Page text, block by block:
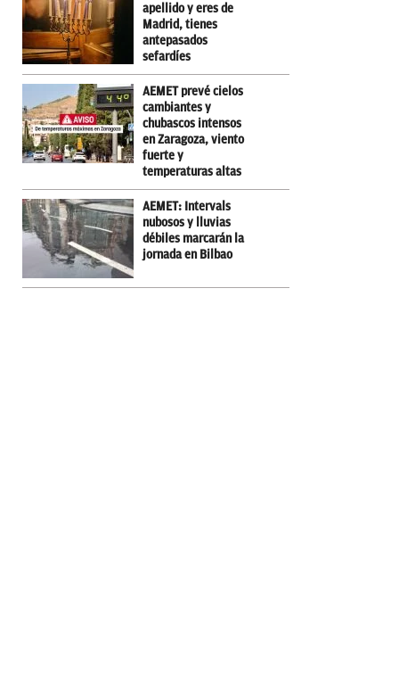
apellido y eres de
Madrid, tienes
antepasados
sefardíes
AEMET prevé cielos
cambiantes y
chubascos intensos
en Zaragoza, viento
fuerte y
temperaturas altas
AEMET: Intervals
nubosos y lluvias
débiles marcarán la
jornada en Bilbao